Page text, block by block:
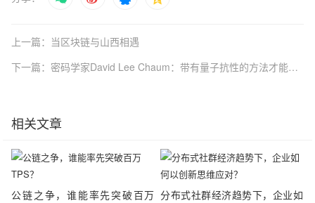
上一篇：当区块链与山西相遇
下一篇：密码学家David Lee Chaum：带有量子抗性的方法才能实现中本聪的梦想
相关文章
公链之争，谁能率先突破百万 分布式社群经济趋势下，企业如